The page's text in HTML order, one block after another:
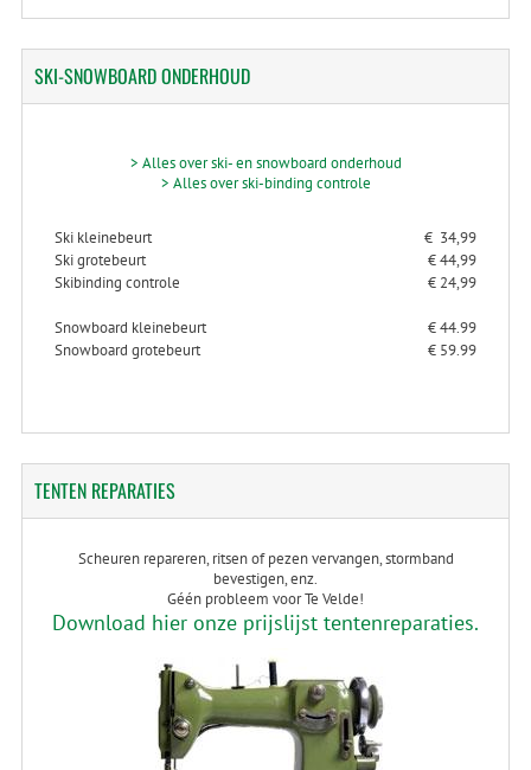
SKI-SNOWBOARDONDERHOUD
> Alles over ski- en snowboard onderhoud
> Alles over ski-binding controle
Ski kleinebeurt
€ 34,99
Ski grotebeurt
€ 44,99
Skibinding controle
€ 24,99
Snowboard kleinebeurt
€ 44.99
Snowboard grotebeurt
€ 59.99
TENTENREPARATIES
Scheuren repareren, ritsen of pezen vervangen, stormband
bevestigen, enz.
Géén probleem voor Te Velde!
Download hier onze prijslijst tentenreparaties.